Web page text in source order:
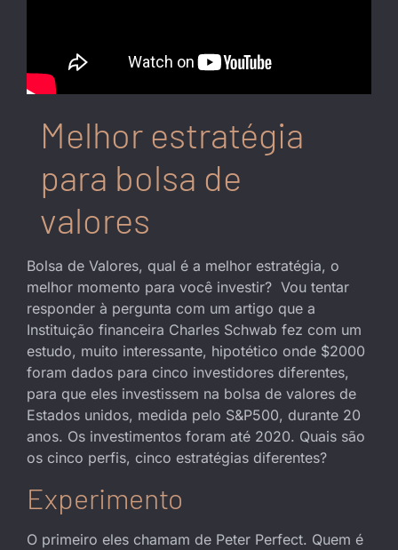
Melhor estratégia
para bolsa de
valores
Bolsa de Valores, qual é a melhor estratégia, o
melhor momento para você investir? Vou tentar
responder à pergunta com um artigo que a
Instituição financeira Charles Schwab fez com um
estudo, muito interessante, hipotético onde $2000
foram dados para cinco investidores diferentes,
para que eles investissem na bolsa de valores de
Estados unidos, medida pelo S&P500, durante 20
anos. Os investimentos foram até 2020. Quais são
os cinco perfis, cinco estratégias diferentes?
Experimento
O primeiro eles chamam de Peter Perfect. Quem é